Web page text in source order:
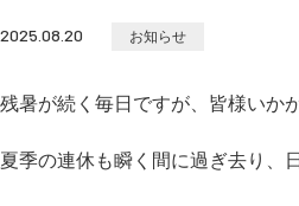
2025.08.20 お知らせ
残暑が続く毎日ですが、皆様いか
夏季の連休も瞬く間に過ぎ去り、